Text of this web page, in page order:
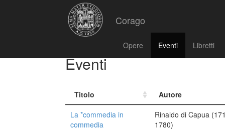
Corago
Opere Eventi Libretti
Eventi
Titolo
Autore
La *commedia in
commedia
Rinaldo di Capua
1780)